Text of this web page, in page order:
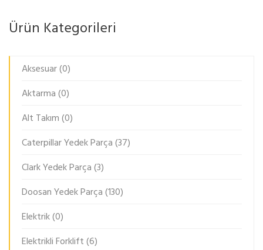
Ürün Kategorileri
Aksesuar(0)
Aktarma(0)
Alt Takım(0)
Caterpillar Yedek Parça(37)
Clark Yedek Parça(3)
Doosan Yedek Parça(130)
Elektrik(0)
Elektrikli Forklift(6)